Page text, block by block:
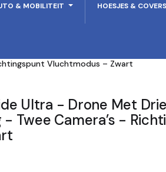
& MOBILITEIT HOESJES & COVERS
Vluchtmodus – Zwart
Ultra - Drone Met
Twee Camera’s -